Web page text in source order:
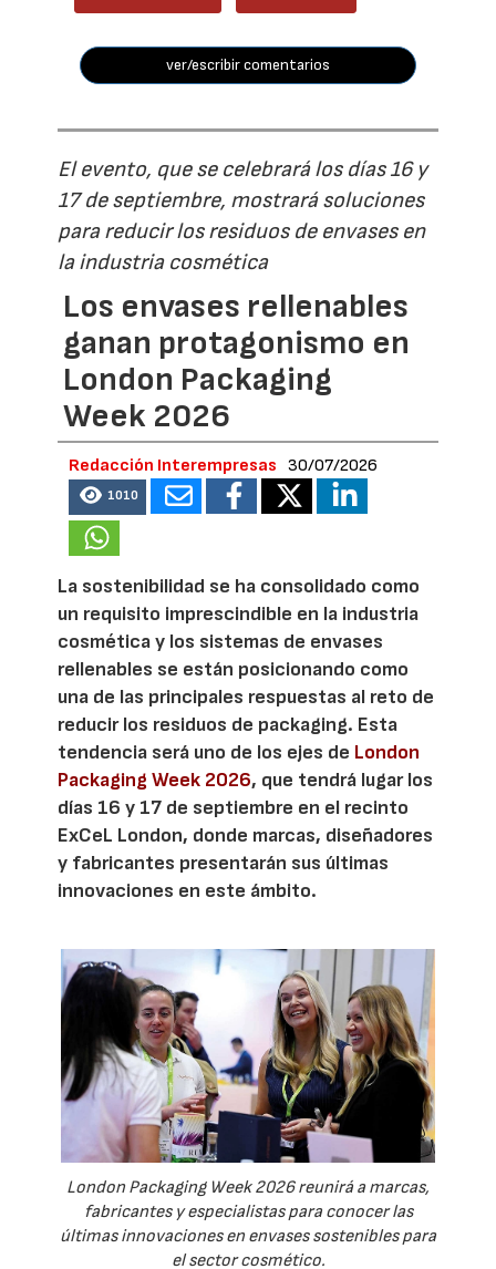
ver/escribir comentarios
El evento, que se celebrará los días 16 y
17 de septiembre, mostrará soluciones
para reducir los residuos de envases en
la industria cosmética
Los envases rellenables
ganan protagonismo en
London Packaging
Week 2026
Redacción Interempresas 30/07/2026
1010
La sostenibilidad se ha consolidado como
un requisito imprescindible en la industria
cosmética y los sistemas de envases
rellenables se están posicionando como
una de las principales respuestas al reto de
reducir los residuos de packaging. Esta
tendencia será uno de los ejes de London
Packaging Week 2026, que tendrá lugar los
días 16 y 17 de septiembre en el recinto
ExCeL London, donde marcas, diseñadores
y fabricantes presentarán sus últimas
innovaciones en este ámbito.
London Packaging Week 2026 reunirá a marcas,
fabricantes y especialistas para conocer las
últimas innovaciones en envases sostenibles para
el sector cosmético.